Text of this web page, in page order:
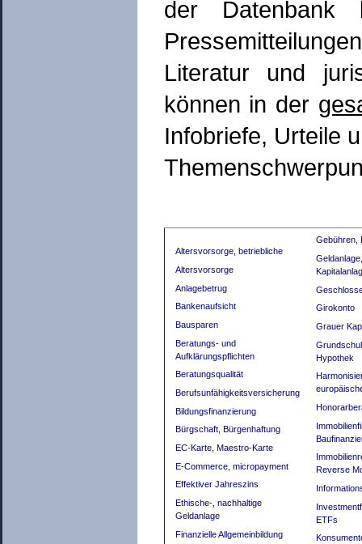
der Datenbank
Literatur und
können in der
Infobriefe, Urteile
Altersvorsorge, betriebliche
Altersvorsorge
Anlagebetrug
Bankenaufsicht
Bausparen
Beratungs- und
Aufklärungspflichten
Beratungsqualität
Berufsunfähigkeitsversicherung
Bildungsfinanzierung
Bürgschaft, Bürgenhaftung
EC-Karte, Maestro-Karte
E-Commerce, micropayment
Effektiver Jahreszins
Ethische-, nachhaltige
Geldanlage
Finanzielle Allgemeinbildung
Gebühren,
Girokonto
Grauer
Hypothek
Reverse
ETFs